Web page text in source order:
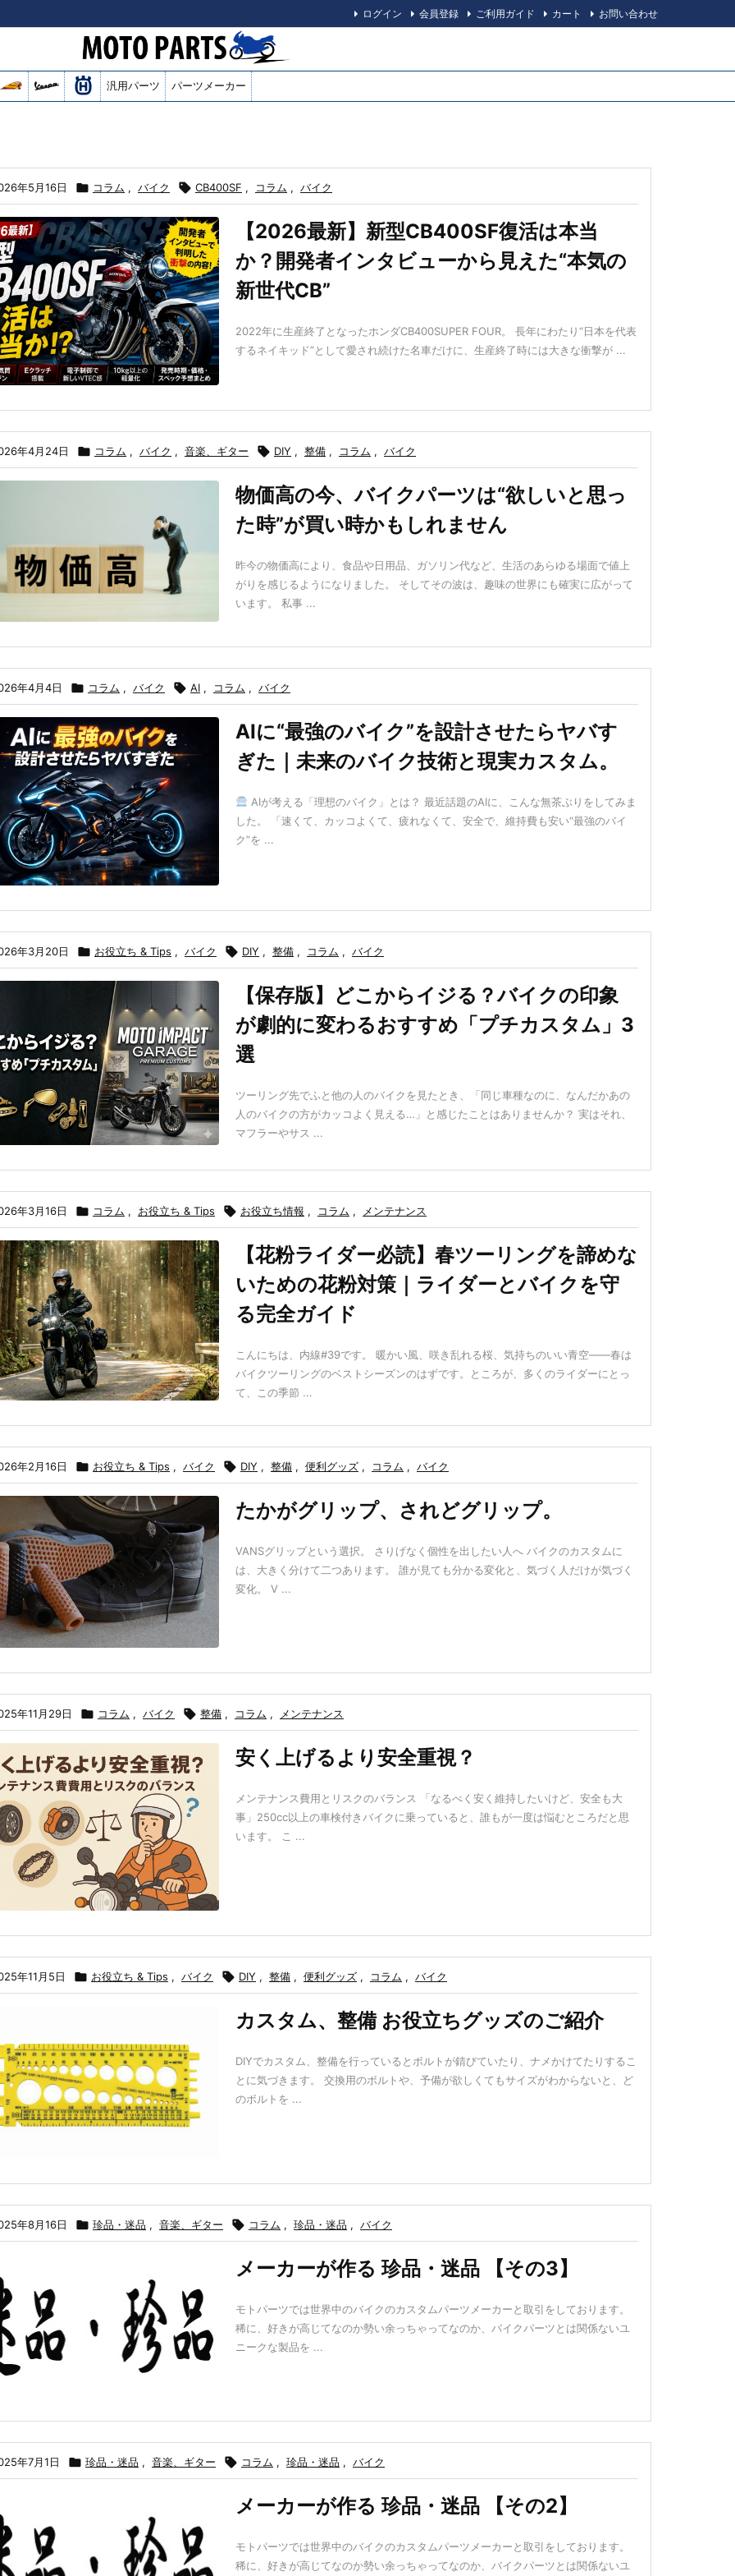
汎用パーツ パーツメーカー
ログイン 会員登録 ご利用ガイド カート お問い合わせ
年5月16日  コラム , バイク  CB400SF , コラム , バイク
【2026最新】新型CB400SF復活は本当
か？開発者インタビューから見えた“本気の
新世代CB”
2022年に生産終了となったホンダCB400SUPER FOUR。 長年にわたり“日本を代表
するネイキッド”として愛され続けた名車だけに、生産終了時には大きな衝撃が ...
年4月24日  コラム , バイク , 音楽、ギター  DIY , 整備 , コラム , バイク
物価高の今、バイクパーツは“欲しいと思っ
た時”が買い時かもしれません
昨今の物価高により、食品や日用品、ガソリン代など、生活のあらゆる場面で値上
がりを感じるようになりました。 そしてその波は、趣味の世界にも確実に広がって
います。 私事 ...
年4月4日  コラム , バイク  AI , コラム , バイク
AIに“最強のバイク”を設計させたらヤバす
ぎた｜未来のバイク技術と現実カスタム。
AIが考える「理想のバイク」とは？ 最近話題のAIに、こんな無茶ぶりをしてみま
した。 「速くて、カッコよくて、疲れなくて、安全で、維持費も安い“最強のバイ
ク”を ...
年3月20日  お役立ち & Tips , バイク  DIY , 整備 , コラム , バイク
【保存版】どこからイジる？バイクの印象
が劇的に変わるおすすめ「プチカスタム」3
選
ツーリング先でふと他の人のバイクを見たとき、「同じ車種なのに、なんだかあの
人のバイクの方がカッコよく見える…」と感じたことはありませんか？ 実はそれ、
マフラーやサス ...
年3月16日  コラム , お役立ち & Tips  お役立ち情報 , コラム , メンテナンス
【花粉ライダー必読】春ツーリングを諦めな
いための花粉対策｜ライダーとバイクを守
る完全ガイド
こんにちは、内線#39です。 暖かい風、咲き乱れる桜、気持ちのいい青空——春は
バイクツーリングのベストシーズンのはずです。ところが、多くのライダーにとっ
て、この季節 ...
年2月16日  お役立ち & Tips , バイク  DIY , 整備 , 便利グッズ , コラム , バイク
たかがグリップ、されどグリップ。
VANSグリップという選択。 さりげなく個性を出したい人へ バイクのカスタムに
は、大きく分けて二つあります。 誰が見ても分かる変化と、気づく人だけが気づく
変化。 V ...
年11月29日  コラム , バイク  整備 , コラム , メンテナンス
安く上げるより安全重視？
メンテナンス費用とリスクのバランス 「なるべく安く維持したいけど、安全も大
事」250cc以上の車検付きバイクに乗っていると、誰もが一度は悩むところだと思
います。 こ ...
年11月5日  お役立ち & Tips , バイク  DIY , 整備 , 便利グッズ , コラム , バイク
カスタム、整備 お役立ちグッズのご紹介
DIYでカスタム、整備を行っているとボルトが錆びていたり、ナメかけてたりするこ
とに気づきます。 交換用のボルトや、予備が欲しくてもサイズがわからないと、ど
のボルトを ...
年8月16日  珍品・迷品 , 音楽、ギター  コラム , 珍品・迷品 , バイク
メーカーが作る 珍品・迷品 【その3】
モトパーツでは世界中のバイクのカスタムパーツメーカーと取引をしております。
稀に、好きが高じてなのか勢い余っちゃってなのか、バイクパーツとは関係ないユ
ニークな製品を ...
年7月1日  珍品・迷品 , 音楽、ギター  コラム , 珍品・迷品 , バイク
メーカーが作る 珍品・迷品 【その2】
モトパーツでは世界中のバイクのカスタムパーツメーカーと取引をしております。
稀に、好きが高じてなのか勢い余っちゃってなのか、バイクパーツとは関係ないユ